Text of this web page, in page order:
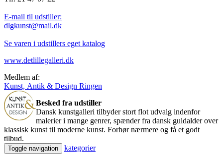
E-mail til udstiller:
dlgkunst@mail.dk
Se varen i udstillers eget katalog
www.detlillegalleri.dk
Medlem af:
Kunst, Antik & Design Ringen
Besked fra udstiller
Dansk kunstgalleri tilbyder stort flot udvalg indenfor
malerier i mange genrer, spænder fra dansk guldalder over
klassisk kunst til moderne kunst. Forhør nærmere og få et godt
tilbud.
Toggle navigation kategorier